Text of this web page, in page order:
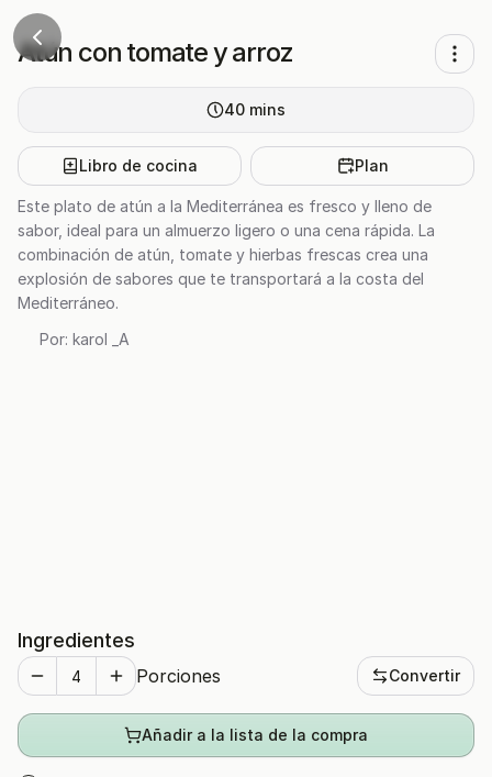
Atún con tomate y arroz
40 mins
Libro de cocina Plan
Este plato de atún a la Mediterránea es fresco y lleno de
sabor, ideal para un almuerzo ligero o una cena rápida. La
combinación de atún, tomate y hierbas frescas crea una
explosión de sabores que te transportará a la costa del
Mediterráneo.
Por: karol _A
Ingredientes
Porciones Convertir
Añadir a la lista de la compra